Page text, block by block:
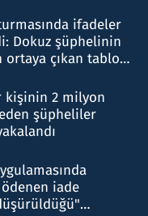
ifadeler
Dokuz şüphelinin
çıkan tablo
kişinin 2 milyon
şüpheliler
iade